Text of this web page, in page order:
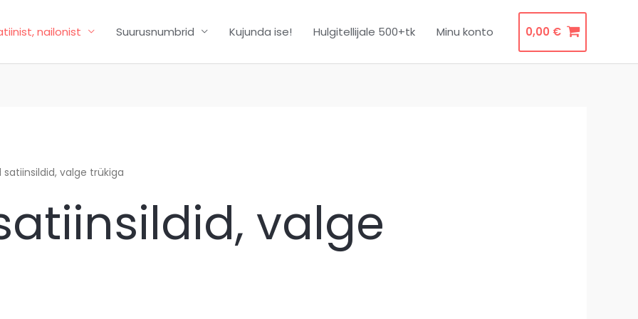
nailonist Suurusnumbrid Kujunda ise! Hulgitellijale 500+tk Minu konto 0,00 €
satiinsildid, valge trükiga
valge